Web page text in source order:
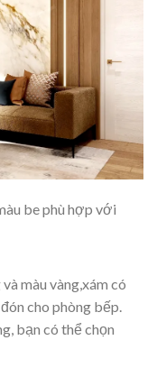
be phù hợp với
màu vàng,xám có
cho phòng bếp.
bạn có thể chọn